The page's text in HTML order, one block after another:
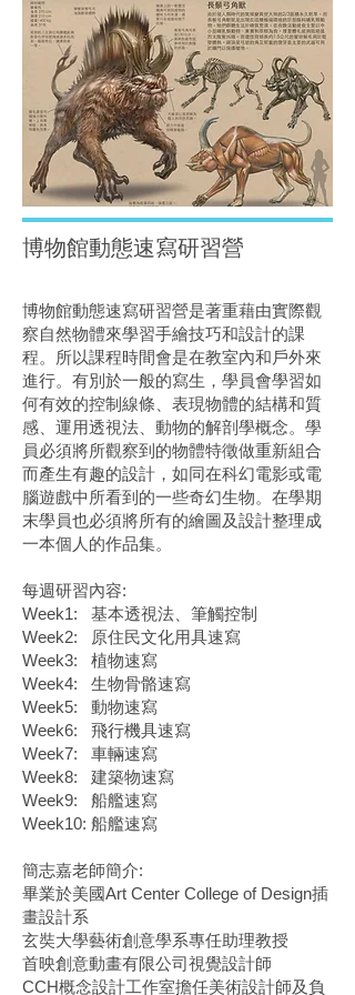
博物館動態速寫研習營
博物館動態速寫研習營是著重藉由實際觀
察自然物體來學習手繪技巧和設計的課
程。所以課程時間會是在教室內和戶外來
進行。有別於一般的寫生，學員會學習如
何有效的控制線條、表現物體的結構和質
感、運用透視法、動物的解剖學概念。學
員必須將所觀察到的物體特徵做重新組合
而產生有趣的設計，如同在科幻電影或電
腦遊戲中所看到的一些奇幻生物。在學期
末學員也必須將所有的繪圖及設計整理成
一本個人的作品集。
每週研習內容:
Week1: 基本透視法、筆觸控制
Week2: 原住民文化用具速寫
Week3: 植物速寫
Week4: 生物骨骼速寫
Week5: 動物速寫
Week6: 飛行機具速寫
Week7: 車輛速寫
Week8: 建築物速寫
Week9: 船艦速寫
Week10: 船艦速寫
簡志嘉老師簡介:
畢業於美國Art Center College of Design插
畫設計系
玄奘大學藝術創意學系專任助理教授
首映創意動畫有限公司視覺設計師
CCH概念設計工作室擔任美術設計師及負